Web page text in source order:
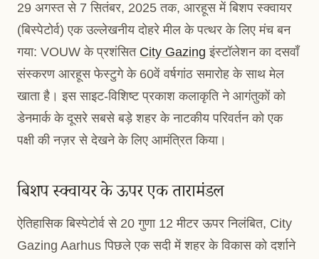
29 अगस्त से 7 सितंबर, 2025 तक, आरहूस में बिशप स्क्वायर
(बिस्पेटोर्व) एक उल्लेखनीय दोहरे मील के पत्थर के लिए मंच बन
गया: VOUW के प्रशंसित City Gazing इंस्टॉलेशन का दसवाँ
संस्करण आरहूस फेस्टुगे के 60वें वर्षगांठ समारोह के साथ मेल
खाता है। इस साइट-विशिष्ट प्रकाश कलाकृति ने आगंतुकों को
डेनमार्क के दूसरे सबसे बड़े शहर के नाटकीय परिवर्तन को एक
पक्षी की नज़र से देखने के लिए आमंत्रित किया।
बिशप स्क्वायर के ऊपर एक तारामंडल
ऐतिहासिक बिस्पेटोर्व से 20 गुणा 12 मीटर ऊपर निलंबित, City
Gazing Aarhus पिछले एक सदी में शहर के विकास को दर्शाने